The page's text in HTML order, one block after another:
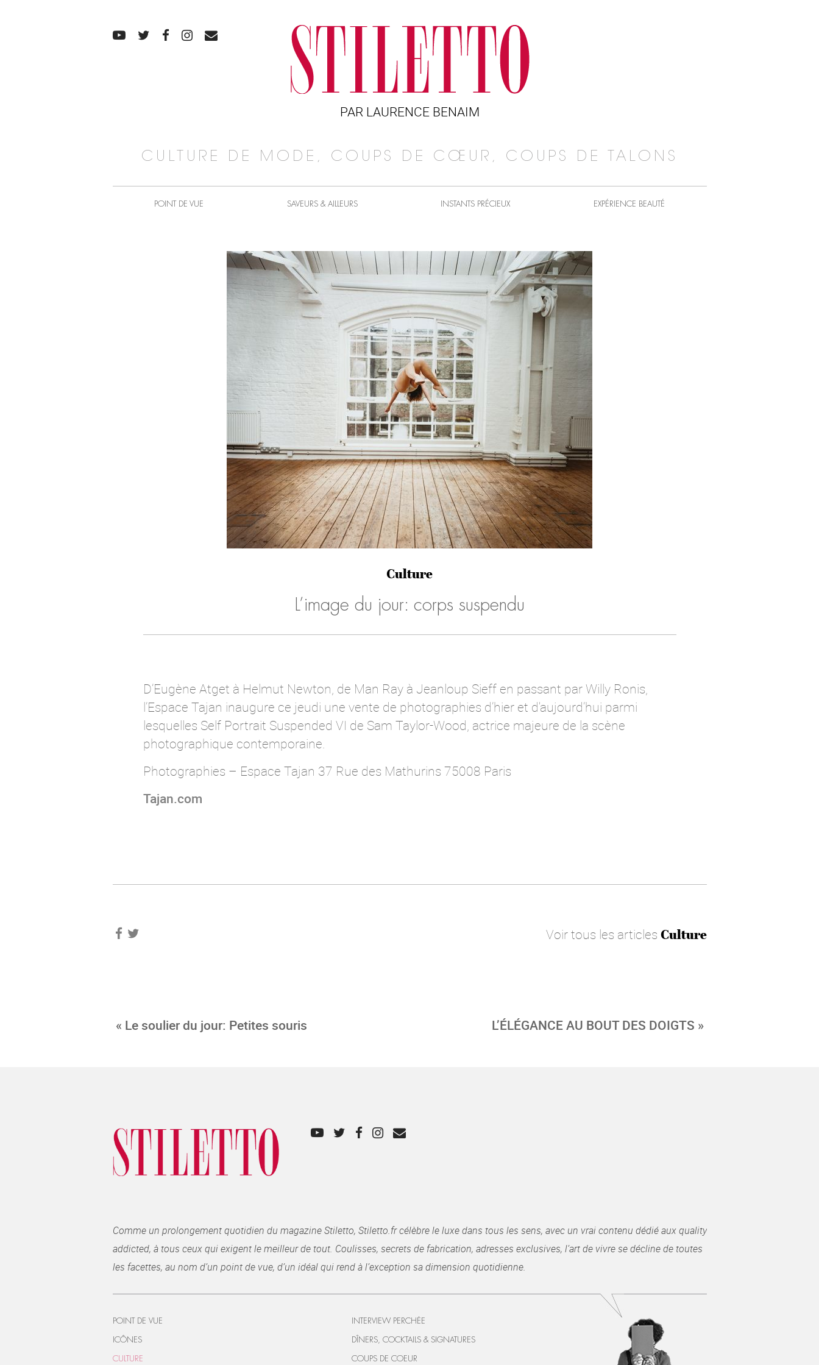
PAR LAURENCE BENAIM
CULTURE DE MODE, COUPS DE CŒUR, COUPS DE TALONS
POINT DE VUE SAVEURS & AILLEURS INSTANTS PRÉCIEUX EXPÉRIENCE BEAUTÉ
Culture
L’image du jour: corps suspendu
D’Eugène Atget à Helmut Newton, de Man Ray à Jeanloup Sieff en passant par Willy Ronis,
l’Espace Tajan inaugure ce jeudi une vente de photographies d’hier et d'aujourd’hui parmi
lesquelles Self Portrait Suspended VI de Sam Taylor-Wood, actrice majeure de la scène
photographique contemporaine.
Photographies – Espace Tajan 37 Rue des Mathurins 75008 Paris
Tajan.com
Voir tous les articles Culture
« Le soulier du jour: Petites souris L’ÉLÉGANCE AU BOUT DES DOIGTS »
Comme un prolongement quotidien du magazine Stiletto, Stiletto.fr célèbre le luxe dans tous les sens, avec un vrai contenu dédié aux quality
addicted, à tous ceux qui exigent le meilleur de tout. Coulisses, secrets de fabrication, adresses exclusives, l’art de vivre se décline de toutes
les facettes, au nom d’un point de vue, d’un idéal qui rend à l’exception sa dimension quotidienne.
POINT DE VUE
ICÔNES
CULTURE
INTERVIEW PERCHÉE
DÎNERS, COCKTAILS & SIGNATURES
COUPS DE COEUR